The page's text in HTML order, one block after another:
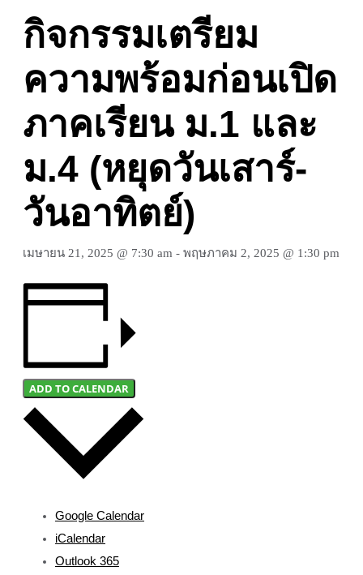
กิจกรรมเตรียม
ความพร้อมก่อนเปิด
ภาคเรียน ม.1 และ
ม.4 (หยุดวันเสาร์-
วันอาทิตย์)
เมษายน 21, 2025 @ 7:30 am - พฤษภาคม 2, 2025 @ 1:30 pm
ADD TO CALENDAR
Google Calendar
iCalendar
Outlook 365